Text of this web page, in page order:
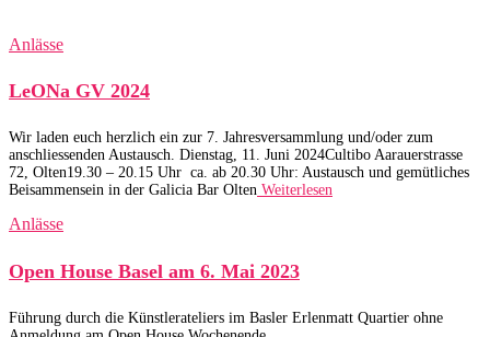
Anlässe
LeONa GV 2024
Wir laden euch herzlich ein zur 7. Jahresversammlung und/oder zum
anschliessenden Austausch. Dienstag, 11. Juni 2024Cultibo Aarauerstrasse
72, Olten19.30 – 20.15 Uhr ca. ab 20.30 Uhr: Austausch und gemütliches
Beisammensein in der Galicia Bar Olten Weiterlesen
Anlässe
Open House Basel am 6. Mai 2023
Führung durch die Künstlerateliers im Basler Erlenmatt Quartier ohne